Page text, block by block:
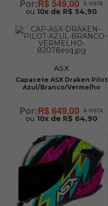
R$ 549,00
ou 10x de R$ 54,90
ASX
Capacete ASX Draken Pilot
Azul/Branco/Vermelho
R$ 649,00
ou 10x de R$ 64,90